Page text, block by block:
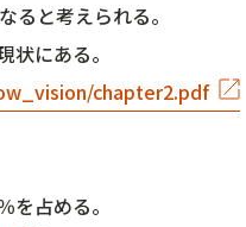
ると考えられる。
にある。
chapter2.pdf
占める。